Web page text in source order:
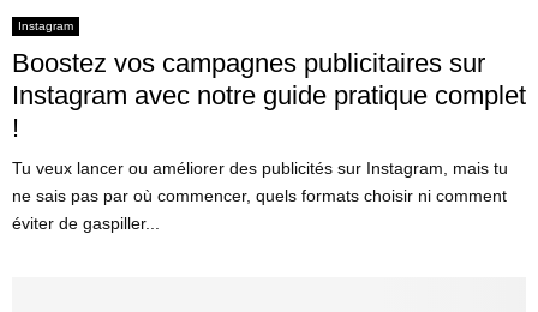
Instagram
Boostez vos campagnes publicitaires sur
Instagram avec notre guide pratique complet
!
Tu veux lancer ou améliorer des publicités sur Instagram, mais tu
ne sais pas par où commencer, quels formats choisir ni comment
éviter de gaspiller...